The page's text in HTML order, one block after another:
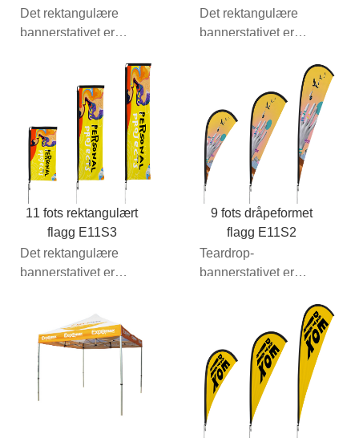
Det rektangulære
bannerstativet er
grafiske pakken...
Det rektangulære
bannerstativet er
grafiske pakken...
11 fots rektangulært
flagg E11S3
Det rektangulære
bannerstativet er
grafiske pakken...
9 fots dråpeformet
flagg E11S2
Teardrop-
bannerstativet er
emballasjen...